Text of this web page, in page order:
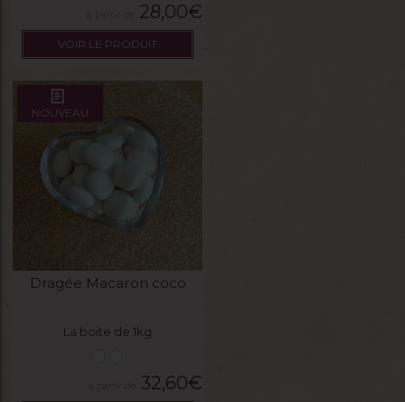
28,00€
VOIR LE PRODUIT
NOUVEAU
Dragée Macaron coco
La boite de 1kg
32,60€